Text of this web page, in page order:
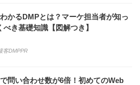
かるDMPとは？マーケ担当者が知っ
べき基礎知識【図解つき】
客DMPPR
問い合わせ数が6倍！初めてのWeb